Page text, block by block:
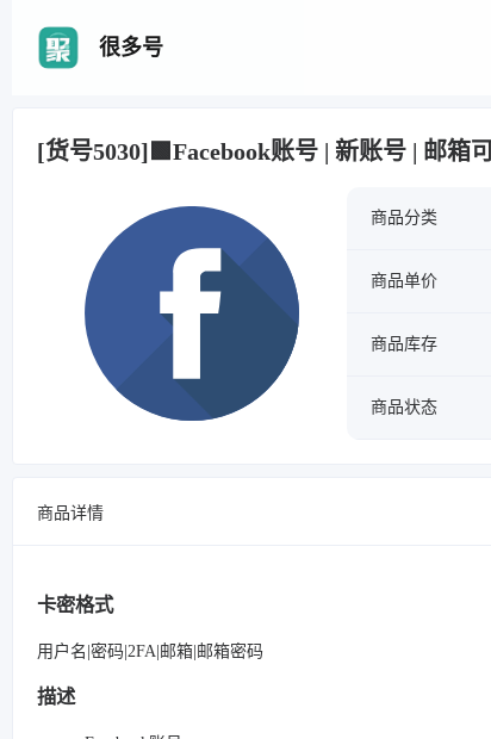
很多号
[货号5030]🟩Facebook账号 | 新账号 | 邮箱
商品分类
商品单价
商品库存
商品状态
商品详情
卡密格式
用户名|密码|2FA|邮箱|邮箱密码
描述